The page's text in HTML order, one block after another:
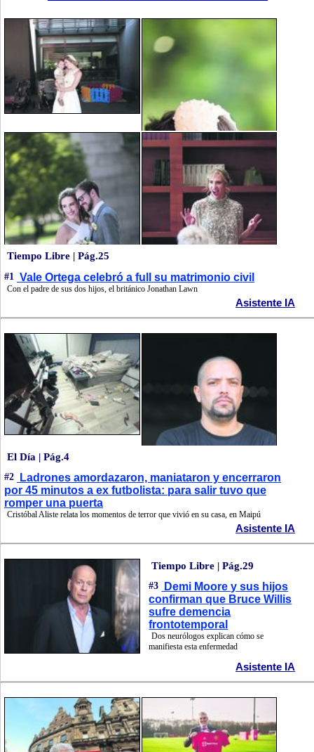
Tiempo Libre | Pág.25
#1 Vale Ortega celebró a full su matrimonio civil
Con el padre de sus dos hijos, el británico Jonathan Lawn
Asistente IA
El Día | Pág.4
#2
Ladrones amordazaron, maniataron y encerraron
por 45 minutos a ex futbolista: para salir tuvo que
romper una puerta
Cristóbal Aliste relata los momentos de terror que vivió en su casa, en Maipú
Asistente IA
Tiempo Libre | Pág.29
#3
Demi Moore y sus hijos
confirman que Bruce Willis
sufre demencia
frontotemporal
Dos neurólogos explican cómo se
manifiesta esta enfermedad
Asistente IA